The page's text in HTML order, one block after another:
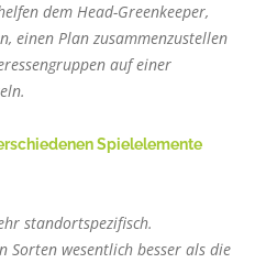
dem Head-Greenkeeper,
einen Plan zusammenzustellen
auf einer
Spielelemente
standortspezifisch.
Sorten wesentlich besser als die